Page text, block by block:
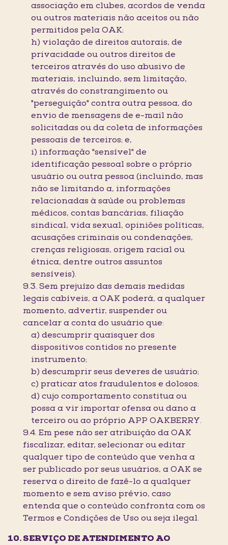
associação em clubes, acordos de venda
ou outros materiais não aceitos ou não
permitidos pela OAK;
h) violação de direitos autorais, de
privacidade ou outros direitos de
terceiros através do uso abusivo de
materiais, incluindo, sem limitação,
através do constrangimento ou
"perseguição" contra outra pessoa, do
envio de mensagens de e-mail não
solicitadas ou da coleta de informações
pessoais de terceiros; e,
i) informação "sensível" de
identificação pessoal sobre o próprio
usuário ou outra pessoa (incluindo, mas
não se limitando a, informações
relacionadas à saúde ou problemas
médicos, contas bancárias, filiação
sindical, vida sexual, opiniões políticas,
acusações criminais ou condenações,
crenças religiosas, origem racial ou
étnica, dentre outros assuntos
sensíveis).
9.3. Sem prejuízo das demais medidas
legais cabíveis, a OAK poderá, a qualquer
momento, advertir, suspender ou
cancelar a conta do usuário que:
a) descumprir quaisquer dos
dispositivos contidos no presente
instrumento;
b) descumprir seus deveres de usuário;
c) praticar atos fraudulentos e dolosos;
d) cujo comportamento constitua ou
possa a vir importar ofensa ou dano a
terceiro ou ao próprio APP OAKBERRY.
9.4. Em pese não ser atribuição da OAK
fiscalizar, editar, selecionar ou editar
qualquer tipo de conteúdo que venha a
ser publicado por seus usuários, a OAK se
reserva o direito de fazê-lo a qualquer
momento e sem aviso prévio, caso
entenda que o conteúdo confronta com os
Termos e Condições de Uso ou seja ilegal.
SERVIÇO DE ATENDIMENTO AO